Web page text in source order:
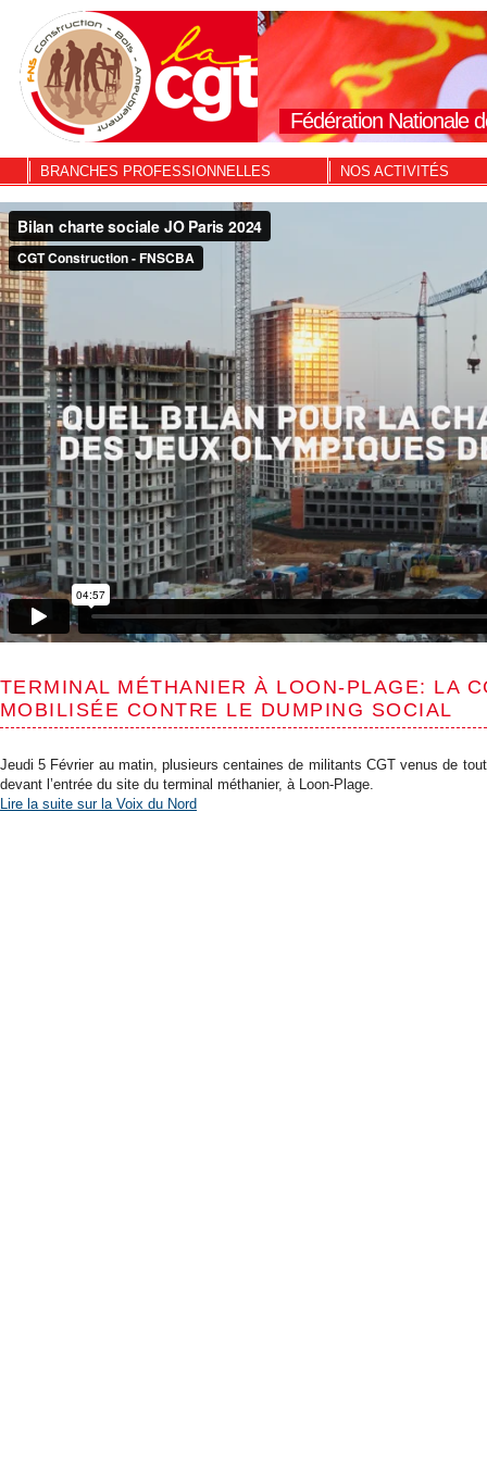
Fédération Nationale
BRANCHES PROFESSIONNELLES NOS ACTIVITÉS
TERMINAL MÉTHANIER À LOON-PLAGE: LA
MOBILISÉE CONTRE LE DUMPING SOCIAL
Jeudi 5 Février au matin, plusieurs centaines de militants CGT venus de
devant l’entrée du site du terminal méthanier, à Loon-Plage.
Lire la suite sur la Voix du Nord